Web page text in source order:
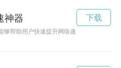
神器
够帮助用户快速提升网络速度，让用户畅游
下载